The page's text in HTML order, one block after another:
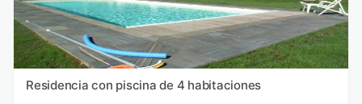
Residencia con piscina de 4 habitaciones